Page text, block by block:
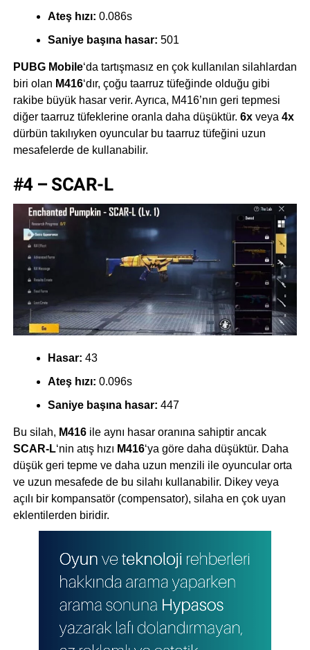
Ateş hızı: 0.086s
Saniye başına hasar: 501
PUBG Mobile‘da tartışmasız en çok kullanılan silahlardan
biri olan M416‘dır, çoğu taarruz tüfeğinde olduğu gibi
rakibe büyük hasar verir. Ayrıca, M416’nın geri tepmesi
diğer taarruz tüfeklerine oranla daha düşüktür. 6xveya 4x
dürbün takılıyken oyuncular bu taarruz tüfeğini uzun
mesafelerde de kullanabilir.
#4 – SCAR-L
Hasar: 43
Ateş hızı: 0.096s
Saniye başına hasar: 447
Bu silah, M416ile aynı hasar oranına sahiptir ancak
SCAR-L‘nin atış hızı M416‘ya göre daha düşüktür. Daha
düşük geri tepme ve daha uzun menzili ile oyuncular orta
ve uzun mesafede de bu silahı kullanabilir. Dikey veya
açılı bir kompansatör (compensator), silaha en çok uyan
eklentilerden biridir.